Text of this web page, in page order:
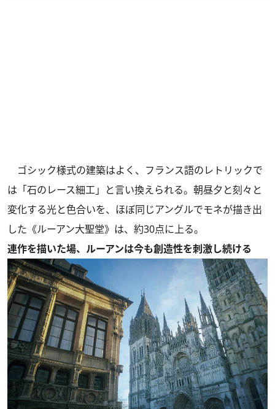
ゴシック様式の建築はよく、フランス語のレトリックで
は「石のレース細工」と言い換えられる。朝昼夕と刻々と
変化する光と色合いを、ほぼ同じアングルでモネが描き出
した《ルーアン大聖堂》は、約30点に上る。
連作を描いた場、ルーアンは今も創造性を刺激し続ける